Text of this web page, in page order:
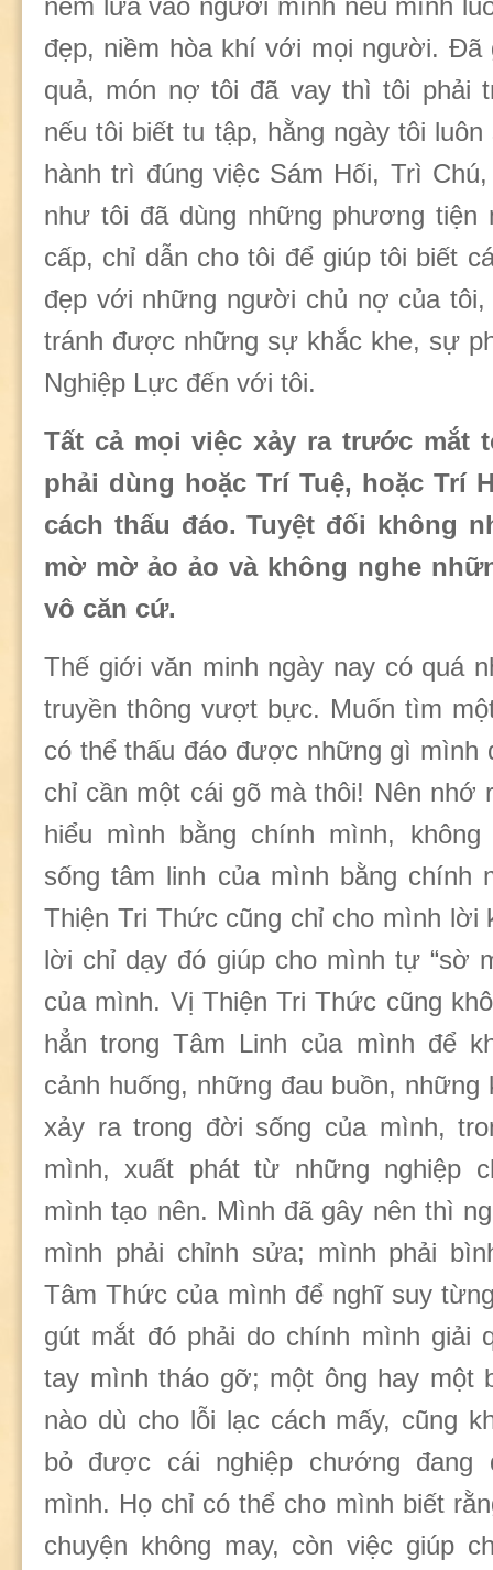
đẹp, niềm hòa khí với mọi người. Đã
quả, món nợ tôi đã vay thì tôi phải
nếu tôi biết tu tập, hằng ngày tôi
hành trì đúng việc Sám Hối, Trì
như tôi đã dùng những phương tiện
cấp, chỉ dẫn cho tôi để giúp tôi biết
đẹp với những người chủ nợ của tôi,
tránh được những sự khắc khe, sự
Nghiệp Lực đến với tôi.
Tất cả mọi việc xảy ra trước mắt
phải dùng hoặc Trí Tuệ, hoặc Trí
cách thấu đáo. Tuyệt đối không
mờ mờ ảo ảo và không nghe
vô căn cứ.
Thế giới văn minh ngày nay có quá
truyền thông vượt bực. Muốn tìm
có thể thấu đáo được những gì mình
chỉ cần một cái gõ mà thôi! Nên nhớ
hiểu mình bằng chính mình,
sống tâm linh của mình bằng chính
Thiện Tri Thức cũng chỉ cho mình lời
lời chỉ dạy đó giúp cho mình tự “sờ
của mình. Vị Thiện Tri Thức cũng
hẳn trong Tâm Linh của mình để
cảnh huống, những đau buồn,
xảy ra trong đời sống của mình,
mình, xuất phát từ những nghiệp
mình tạo nên. Mình đã gây nên thì
mình phải chỉnh sửa; mình phải
Tâm Thức của mình để nghĩ suy
gút mắt đó phải do chính mình giải
tay mình tháo gỡ; một ông hay một
nào dù cho lỗi lạc cách mấy, cũng
bỏ được cái nghiệp chướng đang
mình. Họ chỉ có thể cho mình biết
chuyện không may, còn việc giúp